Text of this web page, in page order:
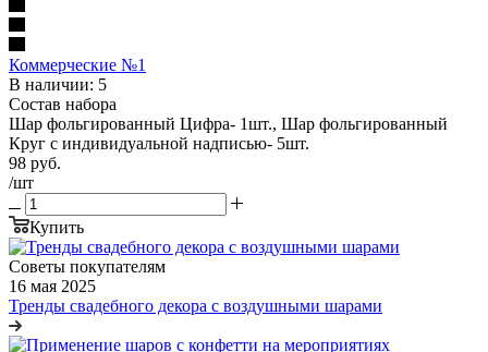
Коммерческие №1
В наличии: 5
Состав набора
Шар фольгированный Цифра- 1шт., Шар фольгированный
Круг с индивидуальной надписью- 5шт.
98 руб.
/шт
Купить
Советы покупателям
16 мая 2025
Тренды свадебного декора с воздушными шарами